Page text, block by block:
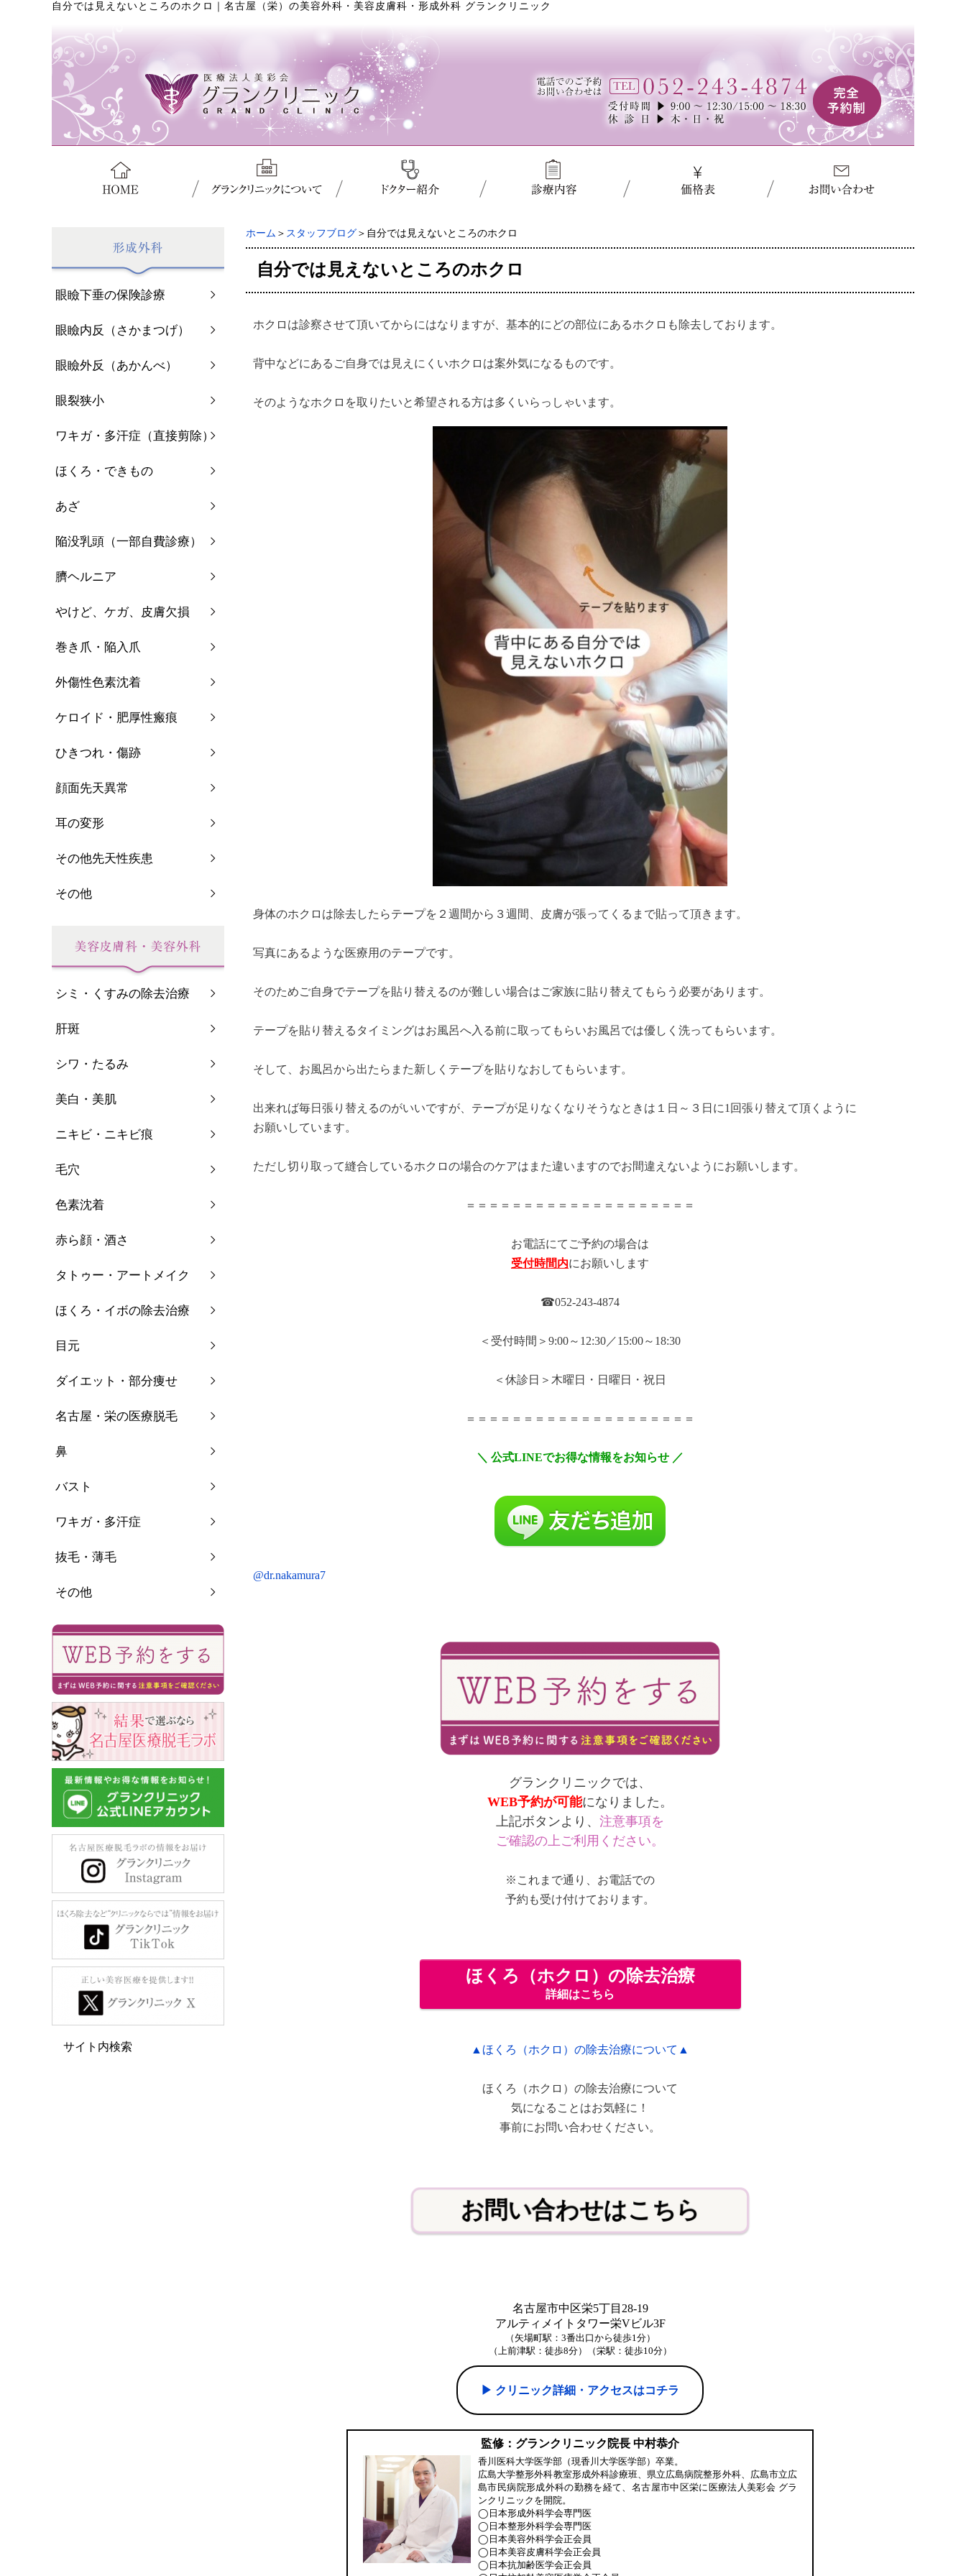
自分では見えないところのホクロ 名古屋（栄）の美容外科・美容皮膚科・形成外科 グランクリニック
ホーム ＞ スタッフブログ ＞自分では見えないところのホクロ
自分では見えないところのホクロ
ホクロは診察させて頂いてからにはなりますが、基本的にどの部位にあるホクロも除去しております。
背中などにあるご自身では見えにくいホクロは案外気になるものです。
そのようなホクロを取りたいと希望される方は多くいらっしゃいます。
身体のホクロは除去したらテープを２週間から３週間、皮膚が張ってくるまで貼って頂きます。
写真にあるような医療用のテープです。
そのためご自身でテープを貼り替えるのが難しい場合はご家族に貼り替えてもらう必要があります。
テープを貼り替えるタイミングはお風呂へ入る前に取ってもらいお風呂では優しく洗ってもらいます。
そして、お風呂から出たらまた新しくテープを貼りなおしてもらいます。
出来れば毎日張り替えるのがいいですが、テープが足りなくなりそうなときは１日～３日に1回張り替えて頂くように
お願いしています。
ただし切り取って縫合しているホクロの場合のケアはまた違いますのでお間違えないようにお願いします。
＝＝＝＝＝＝＝＝＝＝＝＝＝＝＝＝＝＝＝＝
お電話にてご予約の場合は
受付時間内にお願いします
☎052-243-4874
＜受付時間＞9:00～12:30／15:00～18:30
＜休診日＞木曜日・日曜日・祝日
＝＝＝＝＝＝＝＝＝＝＝＝＝＝＝＝＝＝＝＝
＼ 公式LINEでお得な情報をお知らせ ／
@dr.nakamura7
グランクリニックでは、
WEB予約が可能になりました。
上記ボタンより、 注意事項を
ご確認の上ご利用ください。
※これまで通り、お電話での
予約も受け付けております。
ほくろ（ホクロ）の除去治療
詳細はこちら
▲ほくろ（ホクロ）の除去治療について▲
ほくろ（ホクロ）の除去治療について
気になることはお気軽に！
事前にお問い合わせください。
お問い合わせはこちら
名古屋市中区栄5丁目28-19
アルティメイトタワー栄Vビル3F
（矢場町駅：3番出口から徒歩1分）
（上前津駅：徒歩8分）（栄駅：徒歩10分）
▶︎ クリニック詳細・アクセスはコチラ
監修：グランクリニック院長 中村恭介
香川医科大学医学部（現香川大学医学部）卒業。
広島大学整形外科教室形成外科診療班、県立広島病院整形外科、広島市立広
島市民病院形成外科の勤務を経て、名古屋市中区栄に医療法人美彩会 グラ
ンクリニックを開院。
◯日本形成外科学会専門医
◯日本整形外科学会専門医
◯日本美容外科学会正会員
◯日本美容皮膚科学会正会員
◯日本抗加齢医学会正会員
眼瞼下垂の保険診療
眼瞼内反（さかまつげ）
眼瞼外反（あかんべ）
眼裂狭小
ワキガ・多汗症（直接剪除）
ほくろ・できもの
あざ
陥没乳頭（一部自費診療）
臍ヘルニア
やけど、ケガ、皮膚欠損
巻き爪・陥入爪
外傷性色素沈着
ケロイド・肥厚性瘢痕
ひきつれ・傷跡
顔面先天異常
耳の変形
その他先天性疾患
その他
シミ・くすみの除去治療
肝斑
シワ・たるみ
美白・美肌
ニキビ・ニキビ痕
毛穴
色素沈着
赤ら顔・酒さ
タトゥー・アートメイク
ほくろ・イボの除去治療
目元
ダイエット・部分痩せ
名古屋・栄の医療脱毛
鼻
バスト
ワキガ・多汗症
抜毛・薄毛
その他
サイト内検索